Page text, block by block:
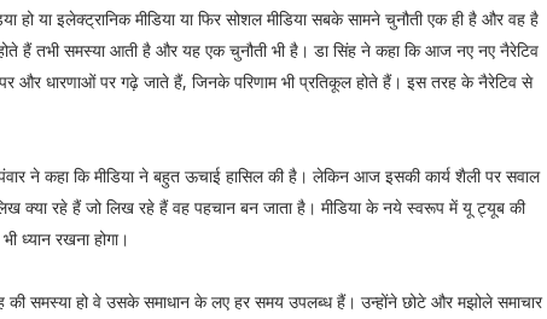
हो या इलेक्ट्रानिक मीडिया या फिर सोशल मीडिया सबके सामने चुनौती एक ही है और वह है
होते हैं तभी समस्या आती है और यह एक चुनौती भी है। डा सिंह ने कहा कि आज नए नए नैरेटिव
और धारणाओं पर गढ़े जाते हैं, जिनके परिणाम भी प्रतिकूल होते हैं। इस तरह के नैरेटिव से
ने कहा कि मीडिया ने बहुत ऊचाई हासिल की है। लेकिन आज इसकी कार्य शैली पर सवाल
क्या रहे हैं जो लिख रहे हैं वह पहचान बन जाता है। मीडिया के नये स्वरूप में यू ट्यूब की
ध्यान रखना होगा।
की समस्या हो वे उसके समाधान के लए हर समय उपलब्ध हैं। उन्होंने छोटे और मझोले समाचार